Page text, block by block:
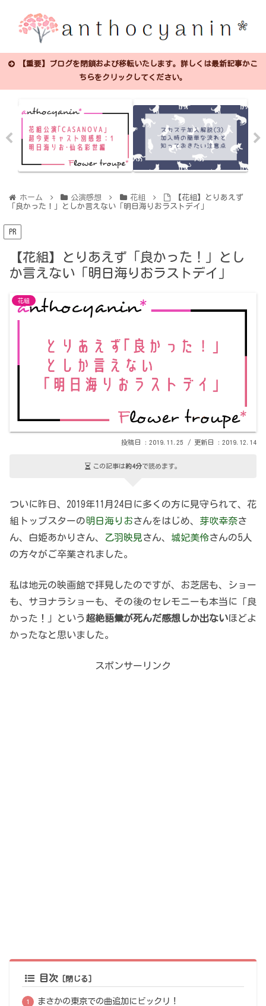
【重要】ブログを閉鎖および移転いたします。詳しくは最新記事かこ
ちらをクリックしてください。
ホーム 公演感想 花組
【花組】とりあえず
「良かった！」としか言えない「明日海りおラストデイ」
PR
【花組】とりあえず「良かった！」とし
か言えない「明日海りおラストデイ」
花組
2019.11.25 2019.12.14
この記事は約4分で読めます。
ついに昨日、2019年11月24日に多くの方に見守られて、花
組トップスターの明日海りおさんをはじめ、 芽吹幸奈さ
ん、白姫あかりさん、
乙羽映見さん、 城妃美伶さんの5人
の方々がご卒業されました。
私は地元の映画館で拝見したのですが、お芝居も、ショー
も、サヨナラショーも、その後のセレモニーも本当に「良
かった！」という 超絶語彙が死んだ感想しか出ないほどよ
かったなと思いました。
スポンサーリンク
目次
まさかの東京での曲追加にビックリ！